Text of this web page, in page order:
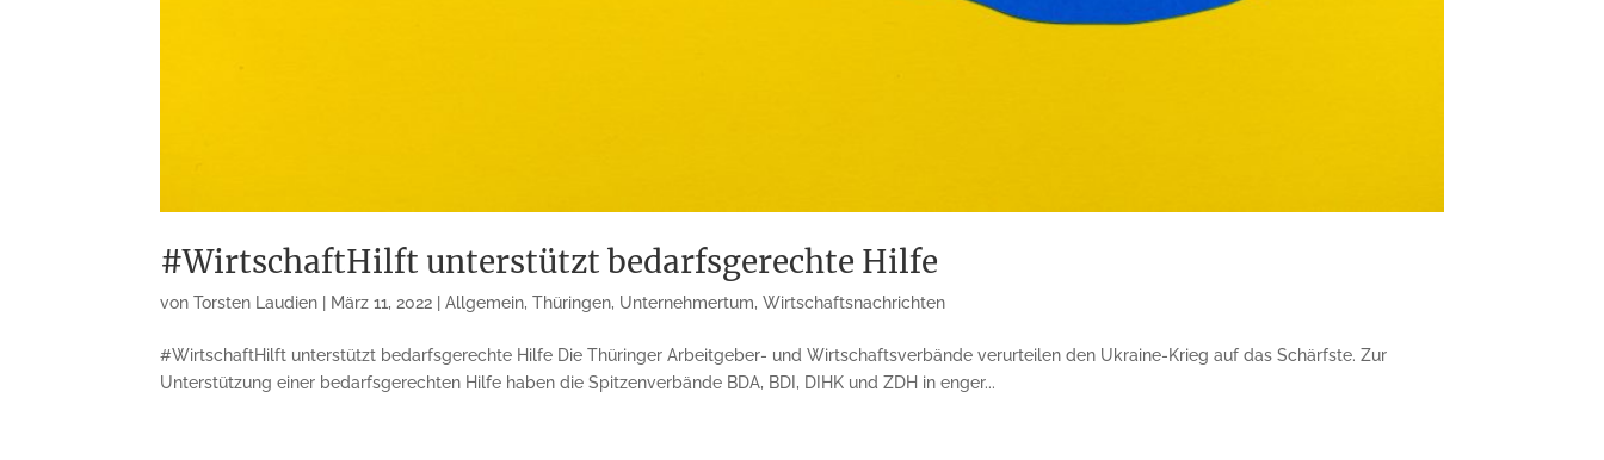
#WirtschaftHilft unterstützt bedarfsgerechte Hilfe
vonTorsten Laudien März 11, 2022 |Allgemein,Thüringen, Unternehmertum,Wirtschaftsnachrichten
#WirtschaftHilft unterstützt bedarfsgerechte Hilfe Die Thüringer Arbeitgeber- und Wirtschaftsverbände verurteilen den Ukraine-Krieg auf das Schärfste. Zur
Unterstützung einer bedarfsgerechten Hilfe haben die Spitzenverbände BDA, BDI, DIHK und ZDH in enger...